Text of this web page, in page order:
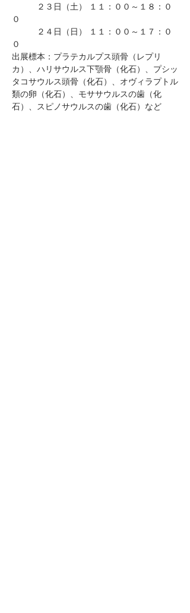
２３日（土） １１：００～１８：０
０
２４日（日） １１：００～１７：０
０
出展標本：プラテカルプス頭骨（レプリ
カ）、ハリサウルス下顎骨（化石）、プシッ
タコサウルス頭骨（化石）、オヴィラプトル
類の卵（化石）、モササウルスの歯（化
石）、スピノサウルスの歯（化石）など